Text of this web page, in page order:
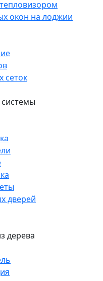
окон на лоджии
сеток
дверей
дерева